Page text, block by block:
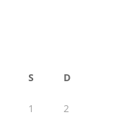
S D
1 2